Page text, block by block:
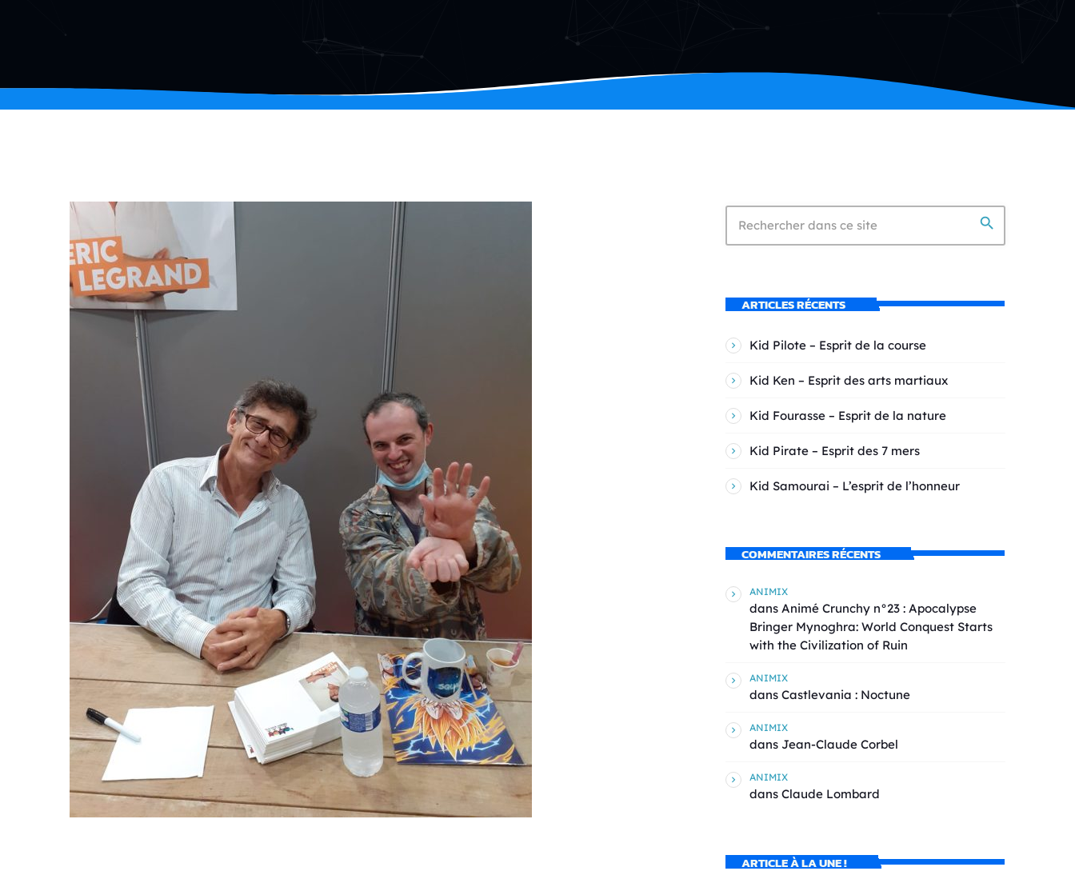
search
ARTICLES RÉCENTS
Kid Pilote – Esprit de la course
Kid Ken – Esprit des arts martiaux
Kid Fourasse – Esprit de la nature
Kid Pirate – Esprit des 7 mers
Kid Samourai – L’esprit de l’honneur
COMMENTAIRES RÉCENTS
ANIMIX
dans Animé Crunchy n°23 : Apocalypse
Bringer Mynoghra: World Conquest Starts
with the Civilization of Ruin
ANIMIX
dans Castlevania : Noctune
ANIMIX
dans Jean-Claude Corbel
ANIMIX
dans Claude Lombard
ARTICLE À LA UNE !